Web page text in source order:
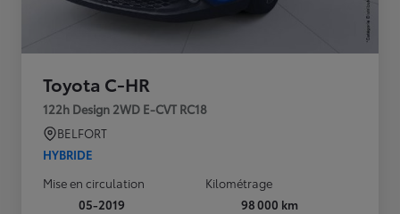
Toyota C-HR
122h Design 2WD E-CVT RC18
BELFORT
HYBRIDE
Mise en circulation
05-2019
Kilométrage
98 000 km